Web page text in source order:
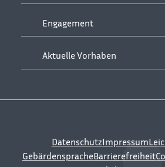
Engagement
Aktuelle Vorhaben
DatenschutzImpressum
GebärdenspracheBarrierefreiheit